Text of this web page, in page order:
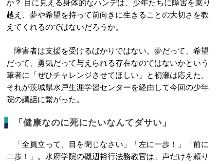
か？ 目に見える身体的なハンデは、少年たちに障害を乗り
越え、夢や希望を持って前向きに生きることの大切さを教
えてくれるのではないだろうか。
障害者は支援を受けるばかりではない。夢だって、希望
だって、勇気だって与えられる存在なのではないかという
筆者に「ぜひチャレンジさせてほしい」と初瀬は応えた。
それが茨城県水戸生涯学習センターを経由して今回の少年
院の講話に繋がった。
「健康なのに死にたいなんてダサい」
「全員立って、目を閉じなさい」「左に一歩！」「前に
二歩！」。水府学院の磯辺裕行法務教官は、声だけを頼り